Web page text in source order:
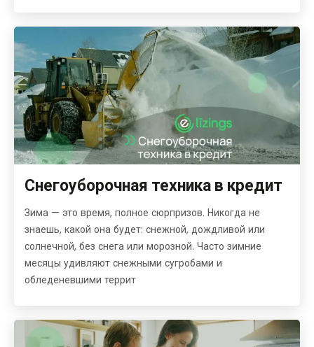
Снегоуборочная техника в кредит
Зима — это время, полное сюрпризов. Никогда не
знаешь, какой она будет: снежной, дождливой или
солнечной, без снега или морозной. Часто зимние
месяцы удивляют снежными сугробами и
обледеневшими террит